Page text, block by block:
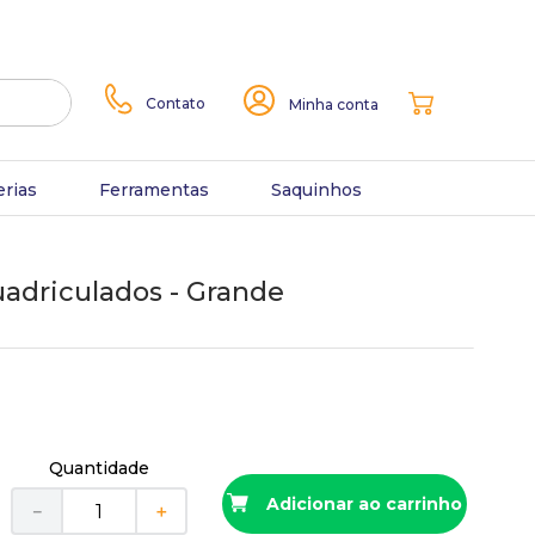
Contato Minha conta
Ferramentas Saquinhos
- Grande
Quantidade
＋
－ Adicionar ao carrinho